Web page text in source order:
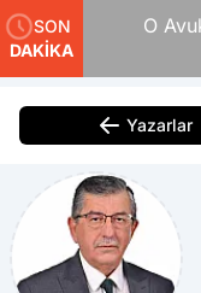
SON
DAKİKA
Tam O
Yazarlar